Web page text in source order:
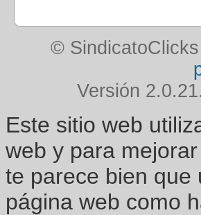
©
Versión
Este sitio web
web y para
te parece bien que
página web como